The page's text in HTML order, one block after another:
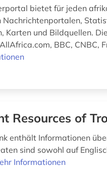
bietet für jeden
Nachrichtenportalen,
Karten und Bildquellen.
BBC, CNBC,
Resources of
enthält Informationen
sind sowohl auf
Informationen